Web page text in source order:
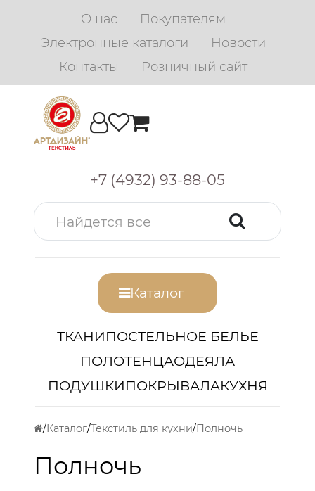
О нас
Покупателям
Электронные каталоги
Новости
Контакты
Розничный сайт
+7 (4932) 93-88-05
Каталог
ТКАНИПОСТЕЛЬНОЕ БЕЛЬЕ
ПОЛОТЕНЦАОДЕЯЛА
ПОДУШКИПОКРЫВАЛАКУХНЯ
Каталог Текстиль для кухни Полночь
Полночь